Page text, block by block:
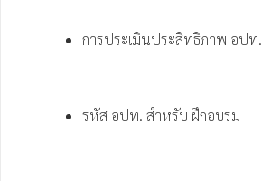
การประเมินประสิทธิภาพ อปท.
รหัส อปท. สำหรับ ฝึกอบรม